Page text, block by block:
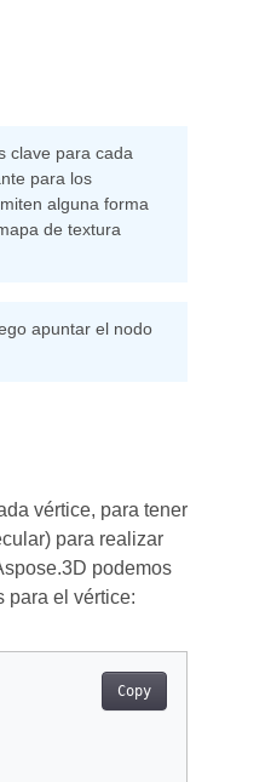
clave para cada
para los
alguna forma
de textura
apuntar el nodo
vértice, para tener
para realizar
podemos
para el vértice:
Copy